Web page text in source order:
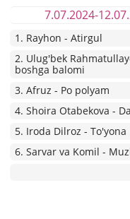
7.07.2024-
1. Rayhon - Atirgul
2. Ulug'bek
boshga balomi
3. Afruz - Po polyam
4. Shoira Otabekova -
5. Iroda Dilroz - To'yona
6. Sarvar va Komil -